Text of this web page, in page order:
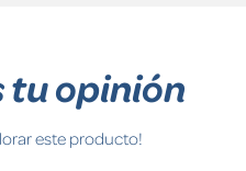
tu opinión
este producto!